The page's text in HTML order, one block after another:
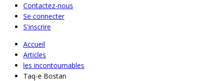
Contactez-nous
Se connecter
S'inscrire
Accueil
Articles
les incontournables
Taq-e Bostan